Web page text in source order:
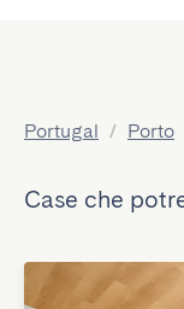
Portugal / Porto
Case che